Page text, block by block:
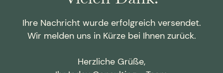
Ihre Nachricht wurde erfolgreich versendet.
Wir melden uns in Kürze bei Ihnen zurück.
Herzliche Grüße,